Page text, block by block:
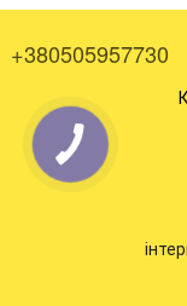
+380505957730